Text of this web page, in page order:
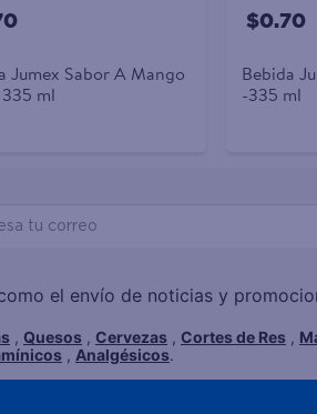
Jumex Sabor A Mango
ml
$0.70
Bebida
-335 ml
el envío de noticias y
, Quesos , Cervezas , Cortes de Res ,
, Analgésicos.